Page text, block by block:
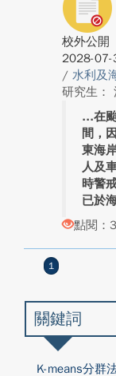
校外公開
2028-07-
/ 水利及
研究生：
在
間，
東海
人及
時警
已於
點閱：
1
關鍵詞
K-means分群